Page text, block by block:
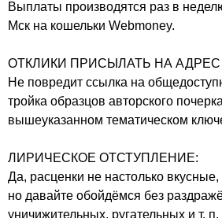
Выплаты производятся раз в
Мск на кошельки Webmoney.
ОТКЛИКИ ПРИСЫЛАТЬ НА АДРЕС
Не повредит ссылка на
тройка образцов авторского
вышеуказанном тематическом
ЛИРИЧЕСКОЕ ОТСТУПЛЕНИЕ:
Да, расценки не настолько
но давайте обойдёмся без
уничижительных, ругательных и т.